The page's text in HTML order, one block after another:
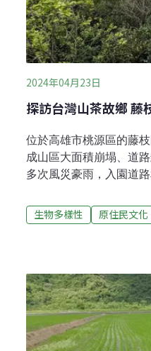
2024年04月23日
探訪台灣山茶故鄉 藤
位於高雄市桃源區的藤
成山區大面積崩塌、道
多次風災豪雨，入園道
客以接駁車入園，讓民
繞的森林體驗。藤枝國
好，扮演帶動社區觀光
山林育樂的場域，也能
展。探訪寶山 認識台灣
上，藤枝聯外道路的海
徑，兩側山坡可見正
生物多樣性 原住民文化